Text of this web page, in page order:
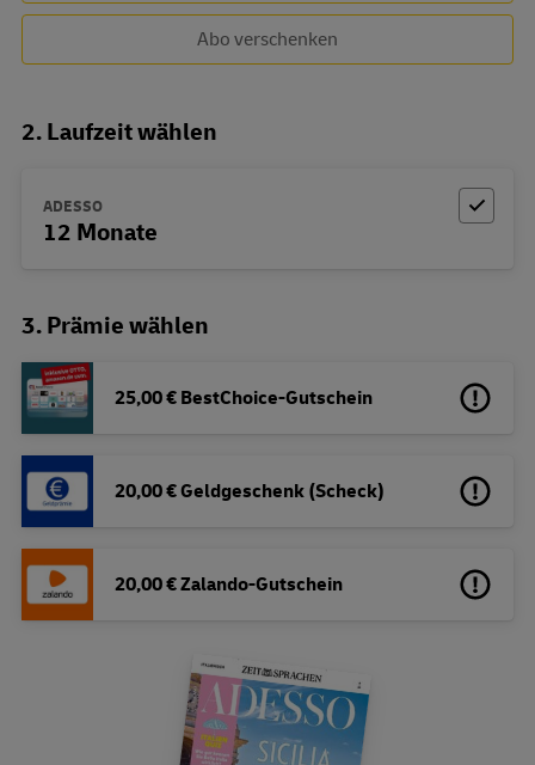
Abo verschenken
2. Laufzeit wählen
ADESSO
12 Monate
3. Prämie wählen
25,00 € BestChoice-Gutschein
20,00 € Geldgeschenk (Scheck)
20,00 € Zalando-Gutschein